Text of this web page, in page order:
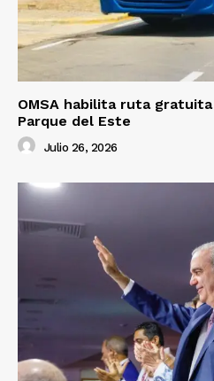
OMSA habilita ruta
Parque del Este
Julio 26, 2026